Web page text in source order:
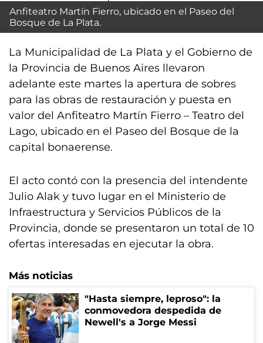
Anfiteatro Martín Fierro, ubicado en el Paseo del
Bosque de La Plata.
La Municipalidad de La Plata y el Gobierno de
la Provincia de Buenos Aires llevaron
adelante este martes la apertura de sobres
para las obras de restauración y puesta en
valor del Anfiteatro Martín Fierro – Teatro del
Lago, ubicado en el Paseo del Bosque de la
capital bonaerense.
El acto contó con la presencia del intendente
Julio Alak y tuvo lugar en el Ministerio de
Infraestructura y Servicios Públicos de la
Provincia, donde se presentaron un total de 10
ofertas interesadas en ejecutar la obra.
Más noticias
"Hasta siempre, leproso": la
conmovedora despedida de
Newell's a Jorge Messi